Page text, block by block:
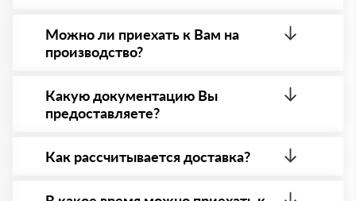
- оплата по факту получения товара. При этом,
если доставленный товар был ненадлежащего
качества, то Вы в праве от него отказаться.
Можно ли приехать к Вам на
производство?
площадке. Всё покажем, расскажем, пройдем
любые проверки на качество материала.
Обязательна предварительная запись по номеру
Какую документацию Вы
предоставляете?
все сертификаты и паспорта качества, а также
товарно-транспортную накладную.
Как рассчитывается доставка?
персональный менеджер для уточнения деталей